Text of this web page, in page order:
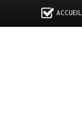
ACCUEIL